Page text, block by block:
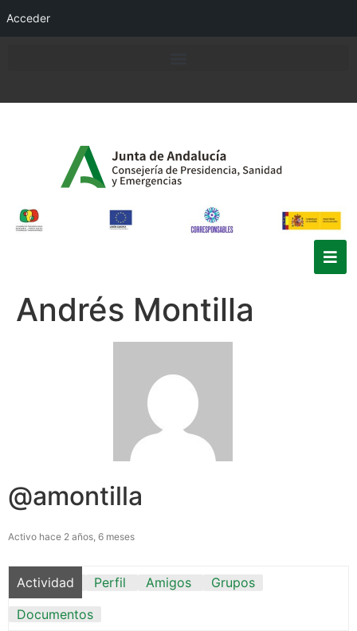
Acceder
Andrés Montilla
@amontilla
Activo hace 2 años, 6 meses
Actividad Perfil Amigos
Grupos
Documentos